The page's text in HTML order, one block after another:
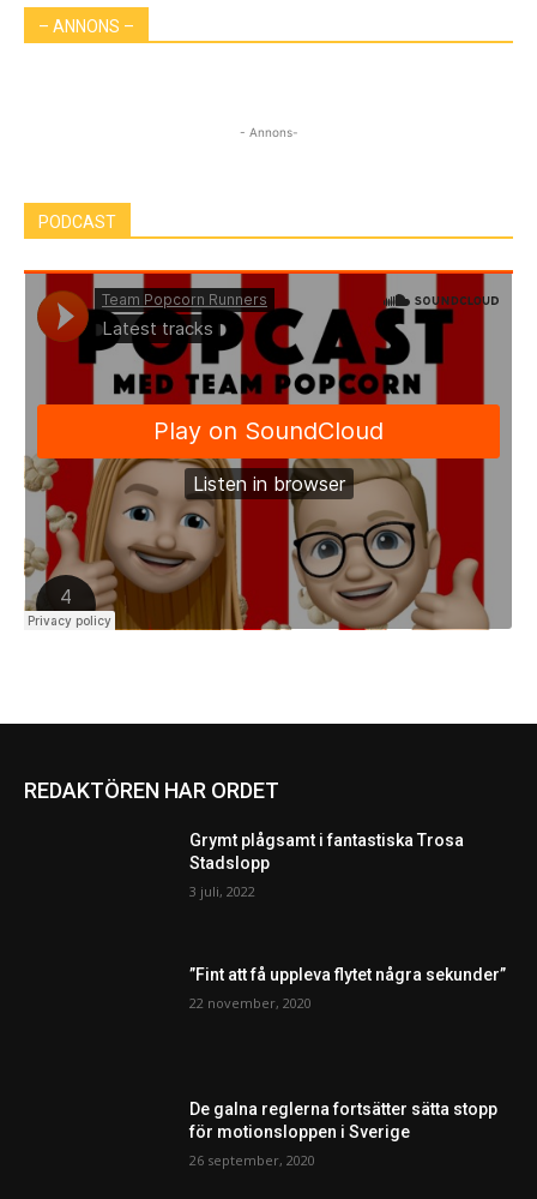
– ANNONS –
- Annons-
PODCAST
REDAKTÖREN HAR ORDET
Grymt plågsamt i fantastiska Trosa
Stadslopp
3 juli, 2022
”Fint att få uppleva flytet några sekunder”
22 november, 2020
De galna reglerna fortsätter sätta stopp
för motionsloppen i Sverige
26 september, 2020